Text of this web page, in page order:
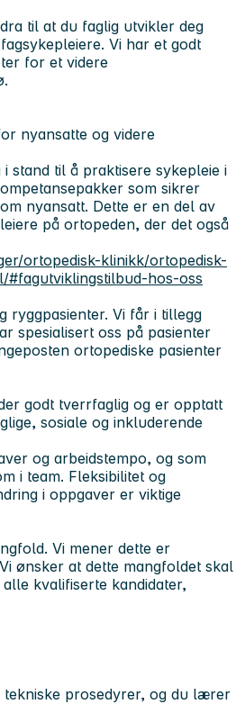
til at du faglig utvikler deg
Vi har et godt
for et videre
nyansatte og videre
stand til å praktisere sykepleie i
som sikrer
nyansatt. Dette er en del av
på ortopeden, der det også
ortopedisk-klinikk/ortopedisk-
hos-oss
ryggpasienter. Vi får i tillegg
spesialisert oss på pasienter
ortopediske pasienter
godt tverrfaglig og er opptatt
sosiale og inkluderende
og arbeidstempo, og som
i team. Fleksibilitet og
i oppgaver er viktige
Vi mener dette er
ønsker at dette mangfoldet skal
kvalifiserte kandidater,
prosedyrer, og du lærer